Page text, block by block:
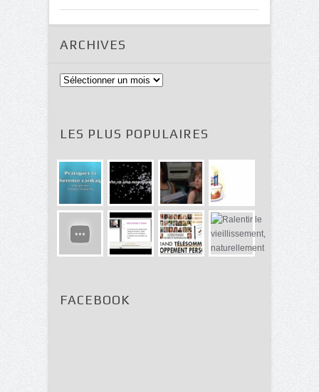
ARCHIVES
Archives
LES PLUS POPULAIRES
FACEBOOK